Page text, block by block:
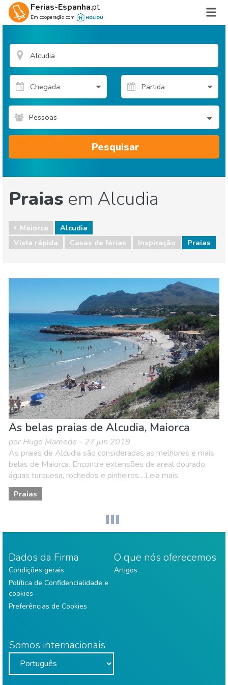
Ferias-Espanha.pt
Em cooperação com
Pessoas
Pesquisar
Praias em Alcudia
Maiorca
Alcudia
Vista rápida
Casas de férias Inspiração Praias
As belas praias de Alcudia, Maiorca
por Hugo Mamede - 27 jun 2019
As praias de Alcudia são consideradas as melhores e mais
belas de Maiorca. Encontre extensões de areal dourado,
águas turquesa, rochedos e pinheiros....Leia mais
Praias
Dados da Firma
Condições gerais
Política de Confidencialidade e
cookies
Preferências de Cookies
O que nós oferecemos
Artigos
Somos internacionais